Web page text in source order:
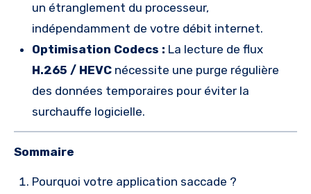
un étranglement du processeur,
indépendamment de votre débit internet.
Optimisation Codecs : La lecture de flux
H.265 / HEVCnécessite une purge régulière
des données temporaires pour éviter la
surchauffe logicielle.
Sommaire
Pourquoi votre application saccade ?